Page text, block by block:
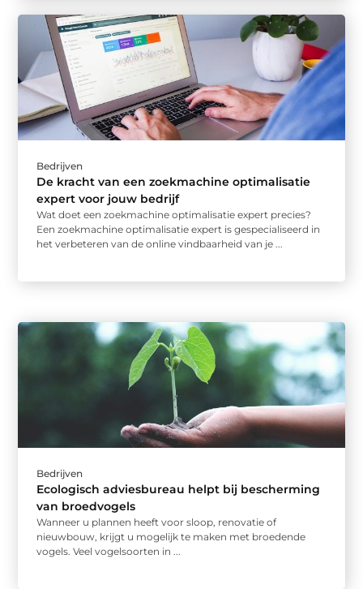
Bedrijven
De kracht van een zoekmachine optimalisatie
expert voor jouw bedrijf
Wat doet een zoekmachine optimalisatie expert precies?
Een zoekmachine optimalisatie expert is gespecialiseerd in
het verbeteren van de online vindbaarheid van je ...
Bedrijven
Ecologisch adviesbureau helpt bij bescherming
van broedvogels
Wanneer u plannen heeft voor sloop, renovatie of
nieuwbouw, krijgt u mogelijk te maken met broedende
vogels. Veel vogelsoorten in ...